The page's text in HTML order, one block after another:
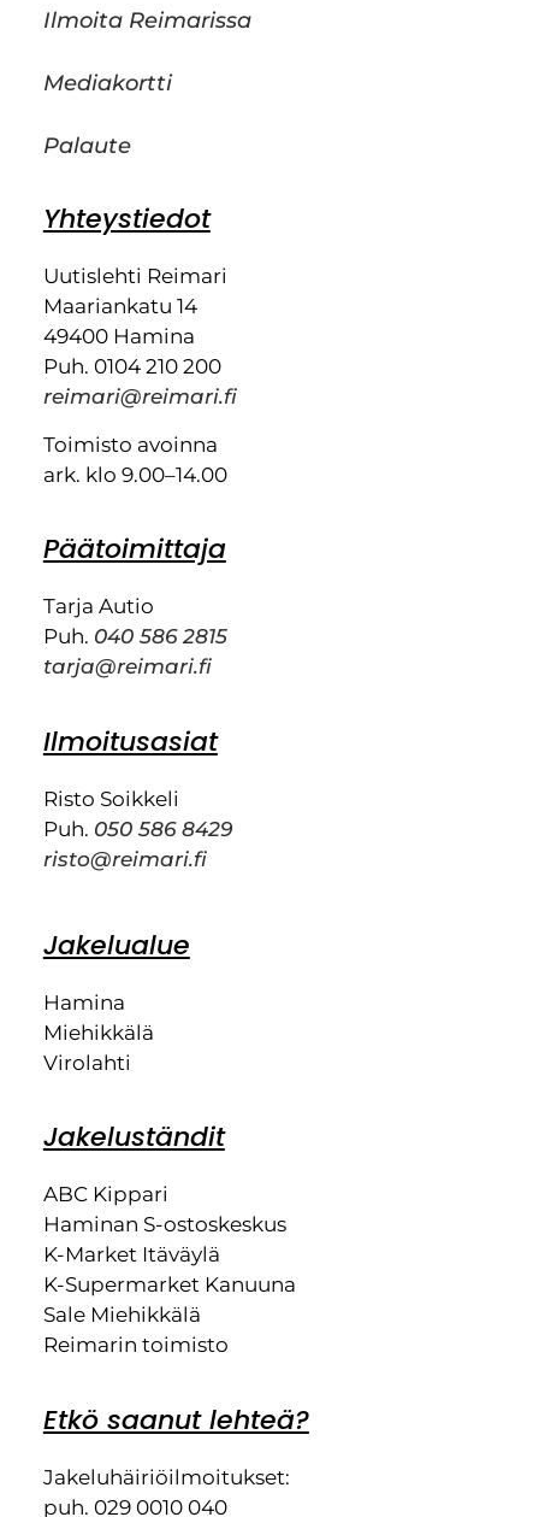
Ilmoita Reimarissa
Mediakortti
Palaute
Yhteystiedot
Uutislehti Reimari
Maariankatu 14
49400 Hamina
Puh. 0104 210 200
reimari@reimari.fi
Toimisto avoinna
ark. klo 9.00–14.00
Päätoimittaja
Tarja Autio
Puh. 040 586 2815
tarja@reimari.fi
Ilmoitusasiat
Risto Soikkeli
Puh. 050 586 8429
risto@reimari.fi
Jakelualue
Hamina
Miehikkälä
Virolahti
Jakeluständit
ABC Kippari
Haminan S-ostoskeskus
K-Market Itäväylä
K-Supermarket Kanuuna
Sale Miehikkälä
Reimarin toimisto
Etkö saanut lehteä?
Jakeluhäiriöilmoitukset:
puh. 029 0010 040